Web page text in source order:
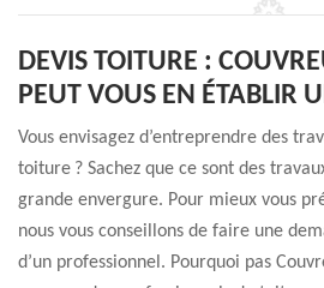
DEVIS TOITURE :
PEUT VOUS EN ÉTABLIR
Vous envisagez d’entreprendre des
toiture ? Sachez que ce sont des
grande envergure. Pour mieux vous
nous vous conseillons de faire une
d’un professionnel. Pourquoi pas